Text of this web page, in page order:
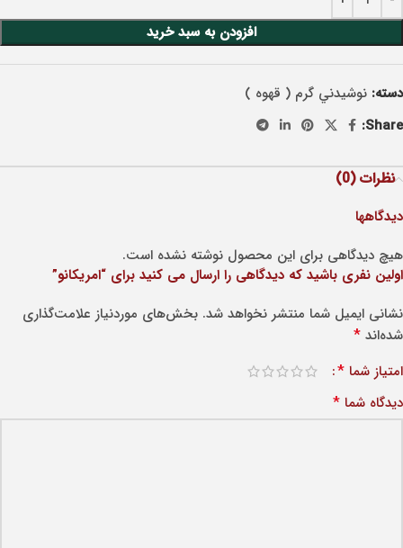
افزودن به سبد خرید
دسته: نوشيدني گرم ( قهوه )
Share:
نظرات (0)
دیدگاهها
هیچ دیدگاهی برای این محصول نوشته نشده است.
اولین نفری باشید که دیدگاهی را ارسال می کنید برای “امریکانو”
نشانی ایمیل شما منتشر نخواهد شد. بخش‌های موردنیاز علامت‌گذاری
شده‌اند *
امتیاز شما *
دیدگاه شما *